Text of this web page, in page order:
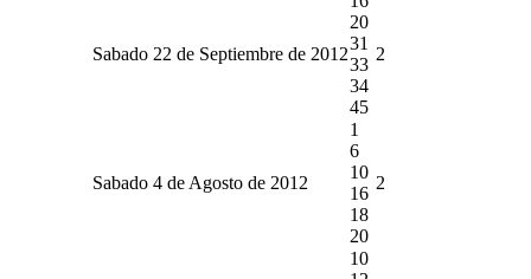
Sabado 22 de Septiembre de 2012
20
31
33
34
45
2
Sabado 4 de Agosto de 2012
1
6
10
16
18
20
2
10